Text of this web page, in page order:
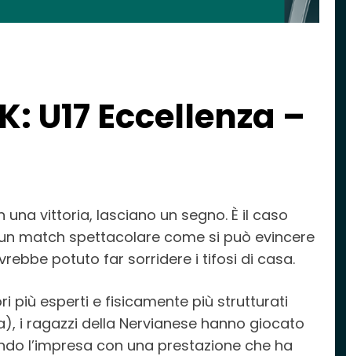
U17 Eccellenza –
vittoria, lasciano un segno. È il caso
match spettacolare come si può evincere
potuto far sorridere i tifosi di casa.
più esperti e fisicamente più strutturati
i ragazzi della Nervianese hanno giocato
l’impresa con una prestazione che ha